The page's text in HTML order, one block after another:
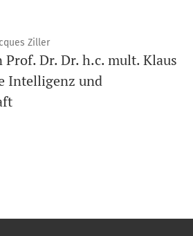
Ziller
Prof. Dr. Dr. h.c. mult. Klaus
Intelligenz und